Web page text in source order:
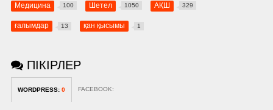
Медицина 100 Шетел 1050 АҚШ 329
ғалымдар 13 қан қысымы 1
ПІКІРЛЕР
WORDPRESS: 0 FACEBOOK: